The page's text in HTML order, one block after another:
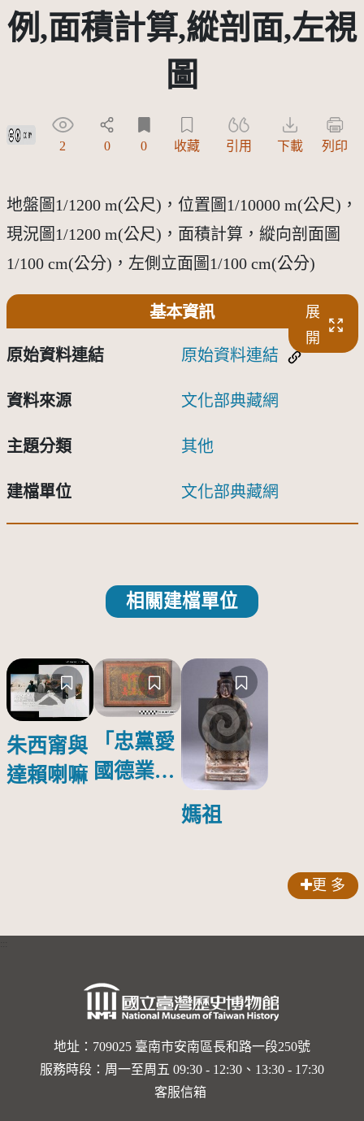
例,面積計算,縱剖面,左視
圖
創用CC姓名標示 3.0 台灣及其後版本(CC BY 3.0 TW +)
2 0 0 收藏 引用 下載 列印
地盤圖1/1200 m(公尺)，位置圖1/10000 m(公尺)，
現況圖1/1200 m(公尺)，面積計算，縱向剖面圖
1/100 cm(公分)，左側立面圖1/100 cm(公分)
基本資訊
展
開
原始資料連結 原始資料連結
資料來源 文化部典藏網
主題分類 其他
建檔單位 文化部典藏網
相關建檔單位
朱西甯與
達賴喇嘛
「忠黨愛
國德業並
媽祖
更 多
地址：709025 臺南市安南區長和路一段250號
服務時段：周一至周五 09:30 - 12:30、13:30 - 17:30
客服信箱